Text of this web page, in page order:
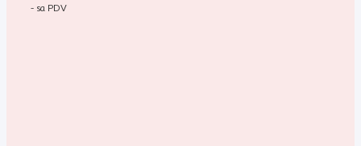
- sa PDV